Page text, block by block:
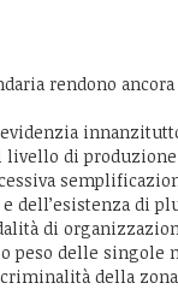
rendono
livello di
dell’esistenza di
di
peso delle singole
della